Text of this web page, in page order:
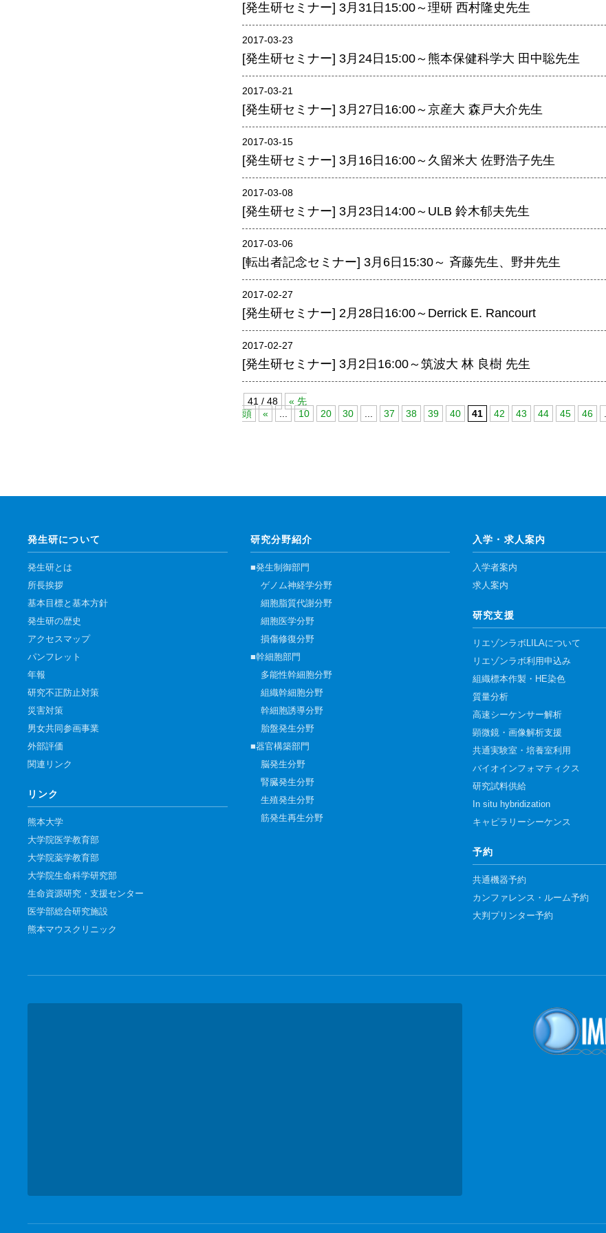
顕微鏡・画像解析支援
共通実験室・培養室利用
キャピラリーシーケンス
予 約
カンファレンス・ルーム予約
大判プリンター予約
[発生研セミナー] 3月31日15:00～理研 西村隆史先生
2017-03-23
[発生研セミナー] 3月24日15:00～熊本保健科学大 田中聡先生
2017-03-21
[発生研セミナー] 3月27日16:00～京産大 森戸大介先生
2017-03-15
[発生研セミナー] 3月16日16:00～久留米大 佐野浩子先生
2017-03-08
[発生研セミナー] 3月23日14:00～ULB 鈴木郁夫先生
2017-03-06
[転出者記念セミナー] 3月6日15:30～ 斉藤先生、野井先生
2017-02-27
[発生研セミナー] 2月28日16:00～Derrick E. Rancourt
2017-02-27
[発生研セミナー] 3月2日16:00～筑波大 林 良樹 先生
41 / 48
« 先
頭
« 10 20 30 37 38 39 40 41 42 43 44 45 46
発生研について
発生研とは
所長挨拶
基本目標と基本方針
発生研の歴史
アクセスマップ
パンフレット
年報
研究不正防止対策
災害対策
男女共同参画事業
外部評価
関連リンク
リンク
熊本大学
大学院医学教育部
大学院薬学教育部
大学院生命科学研究部
生命資源研究・支援センター
医学部総合研究施設
熊本マウスクリニック
研究分野紹介
■発生制御部門
ゲノム神経学分野
細胞脂質代謝分野
細胞医学分野
損傷修復分野
■幹細胞部門
多能性幹細胞分野
組織幹細胞分野
幹細胞誘導分野
胎盤発生分野
■器官構築部門
脳発生分野
腎臓発生分野
生殖発生分野
筋発生再生分野
入学・求人案内
入学者案内
求人案内
研究支援
リエゾンラボLILAについて
リエゾンラボ利用申込み
組織標本作製・HE染色
質量分析
高速シーケンサー解析
顕微鏡・画像解析支援
共通実験室・培養室利用
バイオインフォマティクス
研究試料供給
In situ hybridization
キャピラリーシーケンス
予約
共通機器予約
カンファレンス・ルーム予約
大判プリンター予約